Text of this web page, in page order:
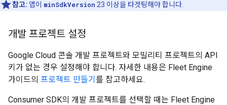
참고: 앱이 minSdkVersion 23 이상을 타겟팅해야 합니다.
개발 프로젝트 설정
Google Cloud 콘솔 개발 프로젝트와 모빌리티 프로젝트의 API
키가 없는 경우 설정해야 합니다. 자세한 내용은 Fleet Engine
가이드의 프로젝트 만들기 를 참고하세요.
Consumer SDK의 개발 프로젝트를 선택할 때는 Fleet Engine